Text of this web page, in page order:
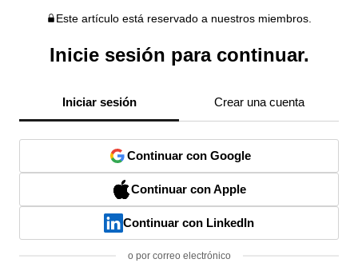
Este artículo está reservado a nuestros miembros.
Inicie sesión para continuar.
Iniciar sesión Crear una cuenta
Continuar con Google
Continuar con Apple
Continuar con LinkedIn
o por correo electrónico